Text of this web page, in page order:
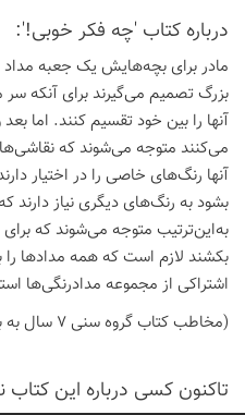
درباره كتاب 'چه فکر خوبی!':
مادر برای بچه‌هایش یک جعبه مداد
بزرگ تصمیم می‌گیرند برای آنکه
آنها را بین خود تقسیم کنند. اما
می‌کنند متوجه می‌شوند که
آنها رنگ‌های خاصی را در اختیار
بشود به رنگ‌های دیگری نیاز دارند
به‌این‌ترتیب متوجه می‌شوند که
بکشند لازم است که همه مدادها
اشتراکی از مجموعه مدادرنگی‌ها
(مخاطب کتاب گروه سنی 7 سال به بالا در نظر گرفته شده است)
تاكنون كسی درباره این